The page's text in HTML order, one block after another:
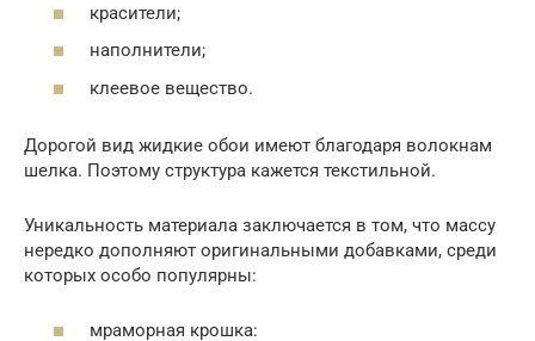
красители;
наполнители;
клеевое вещество.
Дорогой вид жидкие обои имеют благодаря волокнам
шелка. Поэтому структура кажется текстильной.
Уникальность материала заключается в том, что массу
нередко дополняют оригинальными добавками, среди
которых особо популярны:
мраморная крошка: